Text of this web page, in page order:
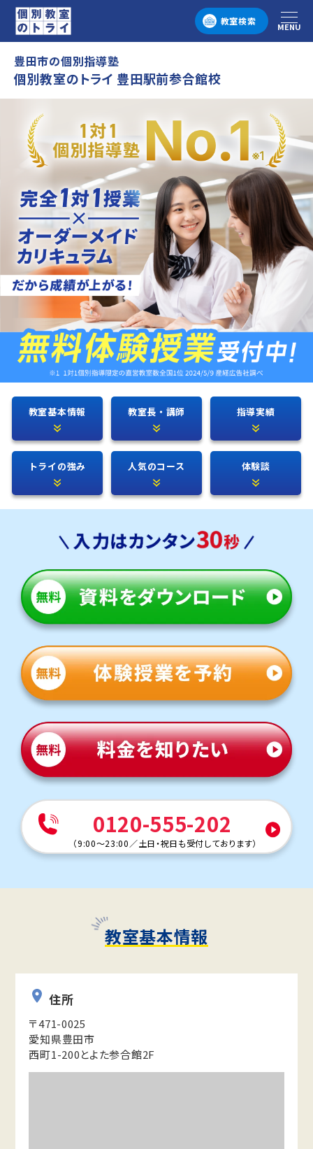
教室検索
メニュー
MENU
豊田市の個別指導塾
個別教室のトライ 豊田駅前参合館校
教室基本情報 教室長・講師 指導実績
トライの強み 人気のコース 体験談
0120-555-202
（9:00～23:00 ／土日・祝日も受付しております）
教室基本情報
住所
〒471-0025
愛知県豊田市
西町1-200とよた参合館2F